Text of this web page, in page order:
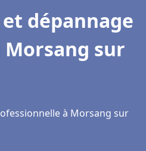
dépannage
sur
à Morsang sur